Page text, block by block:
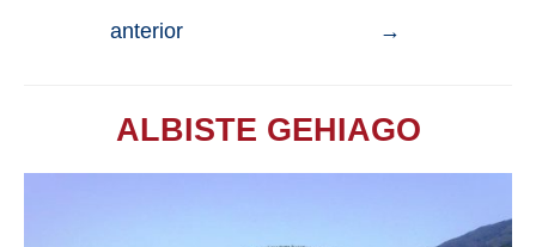
anterior
→
ALBISTE GEHIAGO